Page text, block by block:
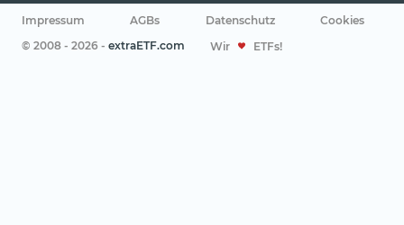
Impressum AGBs Datenschutz
Cookies
© 2008 - 2026 - extraETF.com Wir ETFs!